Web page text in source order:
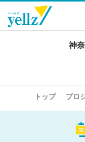
神
トップ プロ